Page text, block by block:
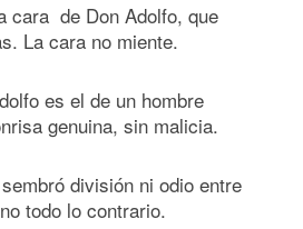
cara de Don Adolfo, que
La cara no miente.
es el de un hombre
genuina, sin malicia.
división ni odio entre
todo lo contrario.